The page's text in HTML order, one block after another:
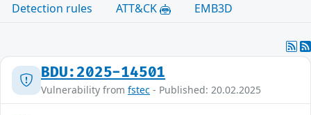
Detection rules
ATT&CK EMB3D
BDU:2025-14501
Vulnerability from fstec - Published: 20.02.2025